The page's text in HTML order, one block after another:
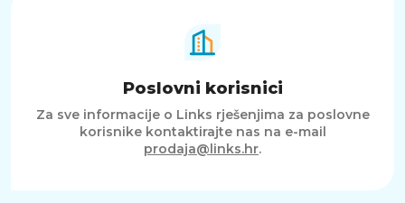
Poslovni korisnici
Za sve informacije o Links rješenjima za poslovne
korisnike kontaktirajte nas na e-mail
prodaja@links.hr.